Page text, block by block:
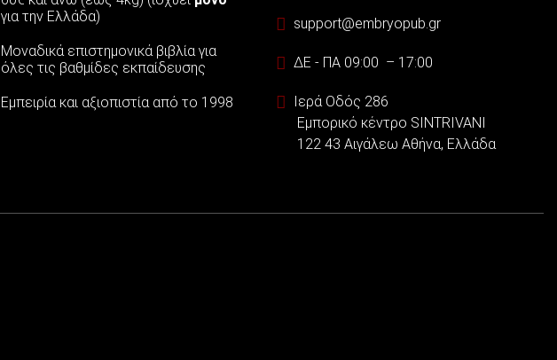
για την Ελλάδα)
Μοναδικά επιστημονικά βιβλία για
όλες τις βαθμίδες εκπαίδευσης
Εμπειρία και αξιοπιστία από το 1998
support@embryopub.gr
ΔΕ - ΠΑ 09:00 – 17:00
Ιερά Οδός 286
Εμπορικό κέντρο SINTRIVANI
122 43 Αιγάλεω Αθήνα, Ελλάδα